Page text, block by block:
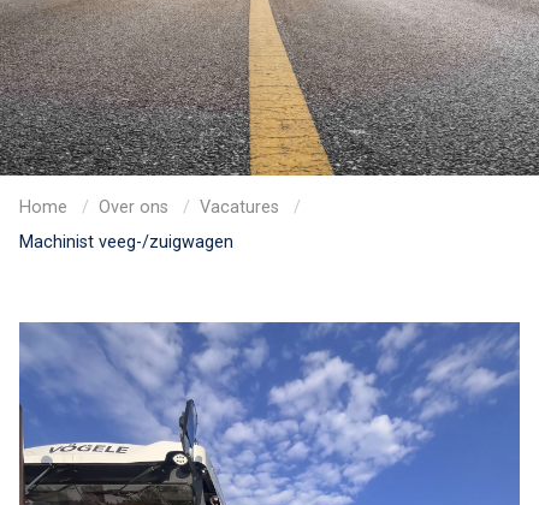
Home Over ons
Vacatures
Machinist veeg-/zuigwagen